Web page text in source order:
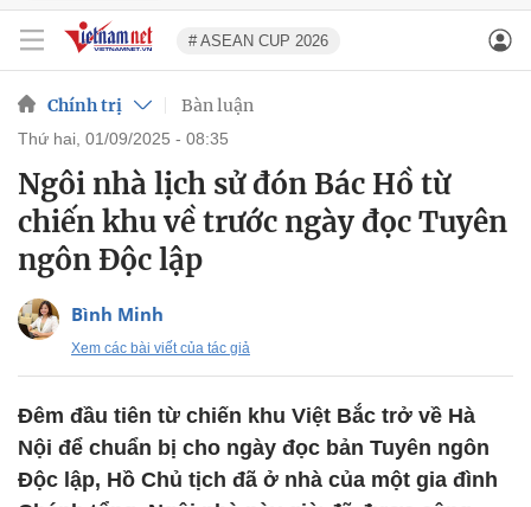
# ASEAN CUP 2026
Chính trị Bàn luận
thứ hai, 01/09/2025 - 08:35
Ngôi nhà lịch sử đón Bác Hồ từ
chiến khu về trước ngày đọc Tuyên
ngôn Độc lập
Bình Minh
Xem các bài viết của tác giả
Đêm đầu tiên từ chiến khu Việt Bắc trở về Hà
Nội để chuẩn bị cho ngày đọc bản Tuyên ngôn
Độc lập, Hồ Chủ tịch đã ở nhà của một gia đình